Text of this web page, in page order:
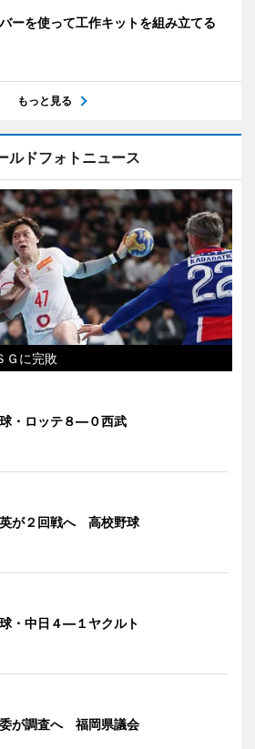
ーを使って工作キットを組み立てる
もっと見る
ルドフォトニュース
Ｇに完敗
・ロッテ８―０西武
が２回戦へ 高校野球
・中日４―１ヤクルト
が調査へ 福岡県議会